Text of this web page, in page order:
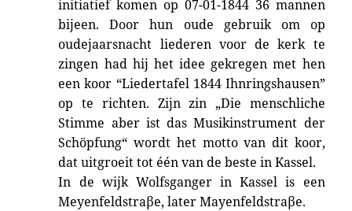
initiatief komen op 07-01-1844 36 mannen
bijeen. Door hun oude gebruik om op
oudejaarsnacht liederen voor de kerk te
zingen had hij het idee gekregen met hen
een koor “Liedertafel 1844 Ihnringshausen”
op te richten. Zijn zin „Die menschliche
Stimme aber ist das Musikinstrument der
Schöpfung“ wordt het motto van dit koor,
dat uitgroeit tot één van de beste in Kassel.
In de wijk Wolfsganger in Kassel is een
Meyenfeldstraβe, later Mayenfeldstraβe.